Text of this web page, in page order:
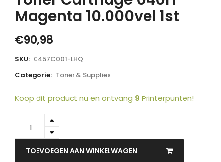
Magenta 10.000vel 1st
€90,98
SKU: 0457C001-LHQ
Categorie: Toner & Supplies
Koop dit product nu en ontvang 9 Printerpunten!
0457C001-
-
ME
TOEVOEGEN AAN WINKELWAGEN